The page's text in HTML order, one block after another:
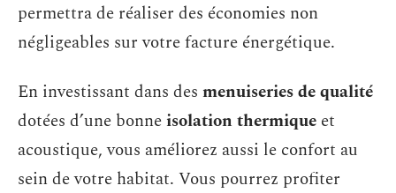
permettra de réaliser des économies non
négligeables sur votre facture énergétique.
En investissant dans des menuiseries de qualité
dotées d’une bonneisolation thermique et
acoustique, vous améliorez aussi le confort au
sein de votre habitat. Vous pourrez profiter